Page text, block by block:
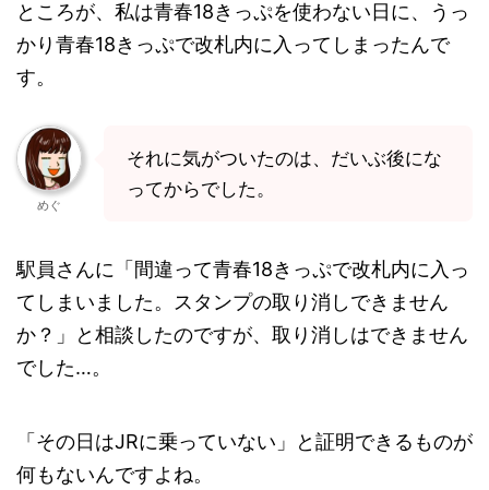
ところが、私は青春18きっぷを使わない日に、うっ
かり青春18きっぷで改札内に入ってしまったんで
す。
めぐ
それに気がついたのは、だいぶ後にな
ってからでした。
駅員さんに「間違って青春18きっぷで改札内に入っ
てしまいました。スタンプの取り消しできません
か？」と相談したのですが、取り消しはできません
でした…。
「その日はJRに乗っていない」と証明できるものが
何もないんですよね。